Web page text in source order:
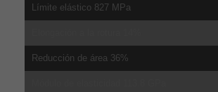
Límite elástico 827 MPa
Reducción de área 36%